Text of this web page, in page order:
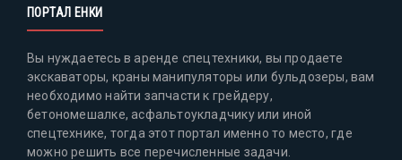
ПОРТАЛ ЕНКИ
Вы нуждаетесь в аренде спецтехники, вы продаете
экскаваторы, краны манипуляторы или бульдозеры, вам
необходимо найти запчасти к грейдеру,
бетономешалке, асфальтоукладчику или иной
спецтехнике, тогда этот портал именно то место, где
можно решить все перечисленные задачи.